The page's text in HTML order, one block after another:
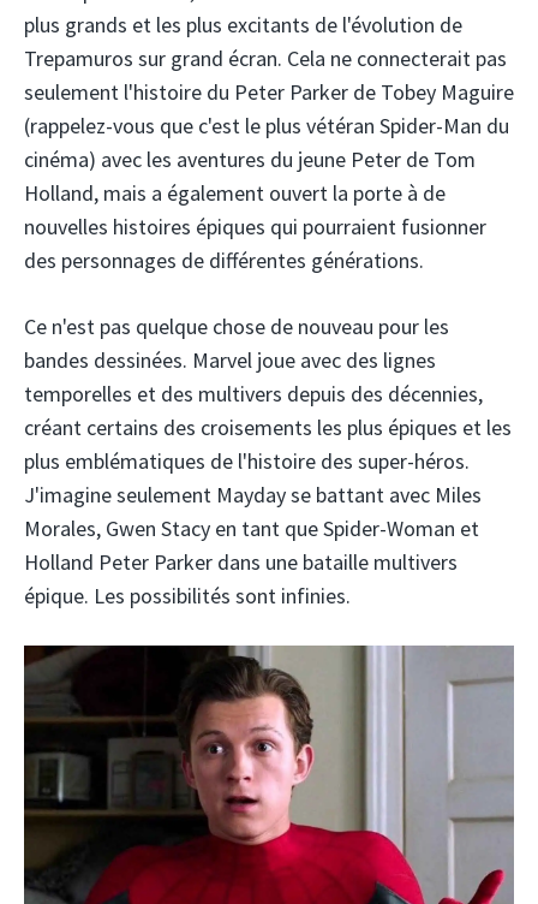
plus grands et les plus excitants de l'évolution de
Trepamuros sur grand écran. Cela ne connecterait pas
seulement l'histoire du Peter Parker de Tobey Maguire
(rappelez-vous que c'est le plus vétéran Spider-Man du
cinéma) avec les aventures du jeune Peter de Tom
Holland, mais a également ouvert la porte à de
nouvelles histoires épiques qui pourraient fusionner
des personnages de différentes générations.
Ce n'est pas quelque chose de nouveau pour les
bandes dessinées. Marvel joue avec des lignes
temporelles et des multivers depuis des décennies,
créant certains des croisements les plus épiques et les
plus emblématiques de l'histoire des super-héros.
J'imagine seulement Mayday se battant avec Miles
Morales, Gwen Stacy en tant que Spider-Woman et
Holland Peter Parker dans une bataille multivers
épique. Les possibilités sont infinies.